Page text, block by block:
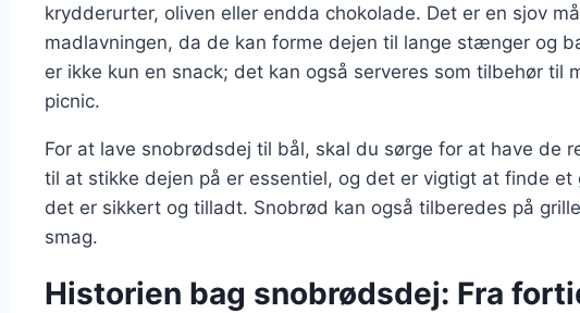
krydderurter, oliven eller endda chokolade. Det er en sjov
madlavningen, da de kan forme dejen til lange stænger og
er ikke kun en snack; det kan også serveres som tilbehør til
picnic.
For at lave snobrødsdej til bål, skal du sørge for at have de
til at stikke dejen på er essentiel, og det er vigtigt at finde
det er sikkert og tilladt. Snobrød kan også tilberedes på
smag.
Historien bag snobrødsdej: Fra